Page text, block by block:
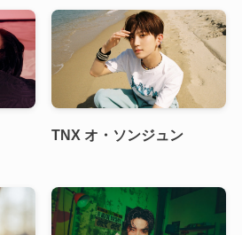
TNX オ・ソンジュン